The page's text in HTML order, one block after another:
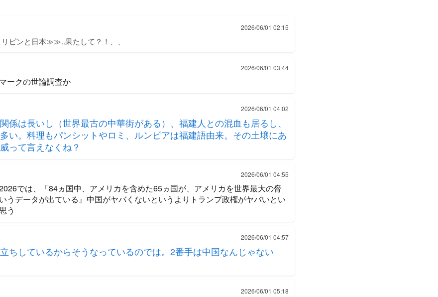
2026/06/01 02:15
リピンと日本≫≫..果たして？！、、
2026/06/01 03:44
ークの世論調査か
2026/06/01 04:02
係は長いし（世界最古の中華街がある）、福建人との混血も居るし、
い。料理もパンシットやロミ、ルンピアは福建語由来。その土壌にあ
って言えなくね？
2026/06/01 04:55
では、「84ヵ国中、アメリカを含めた65ヵ国が、アメリカを世界最大の脅
うデータが出ている』中国がヤバくないというよりトランプ政権がヤバいとい
う
2026/06/01 04:57
ちしているからそうなっているのでは。2番手は中国なんじゃない
2026/06/01 05:18